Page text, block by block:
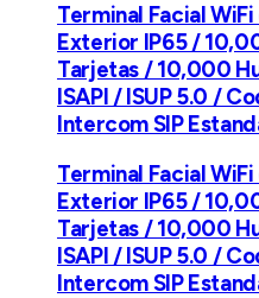
Terminal Facial
Exterior IP65 /
Tarjetas / 10,000
ISAPI / ISUP 5.0 /
Intercom SIP
Terminal Facial
Exterior IP65 /
Tarjetas / 10,000
ISAPI / ISUP 5.0 /
Intercom SIP